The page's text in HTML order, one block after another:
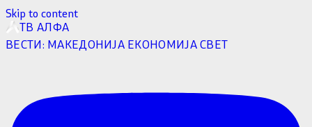
Skip to content
ТВ АЛФА
ВЕСТИ: МАКЕДОНИЈА ЕКОНОМИЈАСВЕТ